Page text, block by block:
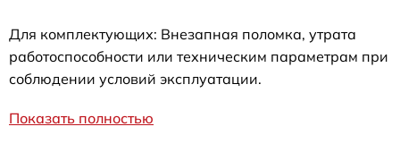
Для комплектующих: Внезапная поломка, утрата
работоспособности или техническим параметрам при
соблюдении условий эксплуатации.
Показать полностью